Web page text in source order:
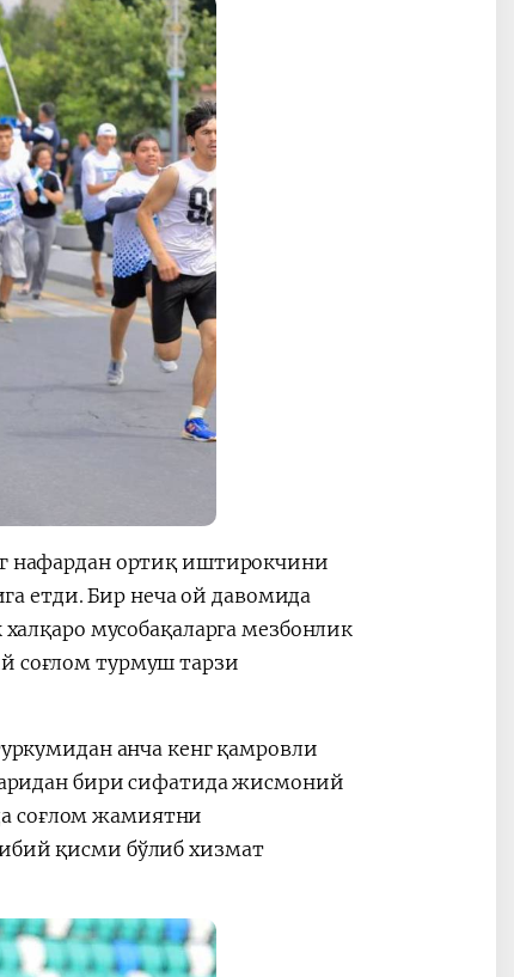
нафардан ортиқ иштирокчини
етди. Бир неча ой давомида
мусобақаларга мезбонлик
соғлом турмуш тарзи
анча кенг қамровли
бири сифатида жисмоний
соғлом жамиятни
қисми бўлиб хизмат